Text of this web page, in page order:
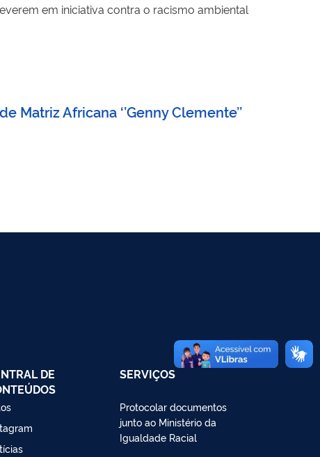
em iniciativa contra o racismo ambiental
Africana ‘’Genny Clemente’’
DE
SERVIÇOS
Protocolar documentos
junto ao Ministério da
Igualdade Racial